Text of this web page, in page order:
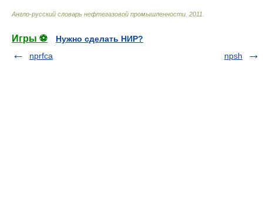
Англо-русский словарь нефтегазовой промышленности 2011
Игры ⚽
Нужно сделать НИР?
nprfca
npsh